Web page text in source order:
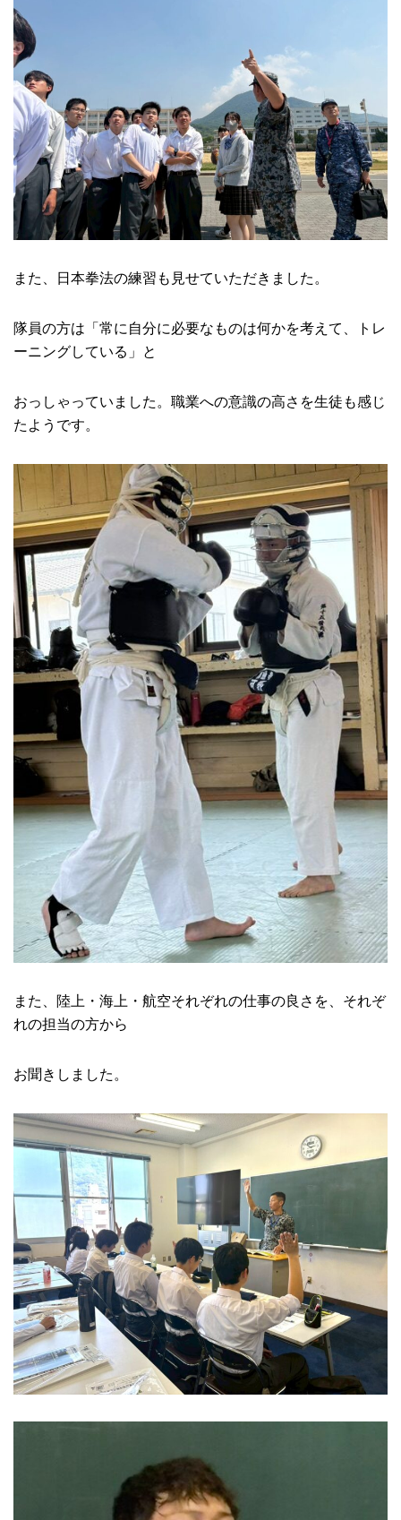
また、日本拳法の練習も見せていただきました。
隊員の方は「常に自分に必要なものは何かを考えて、トレ
ーニングしている」と
おっしゃっていました。職業への意識の高さを生徒も感じ
たようです。
また、陸上・海上・航空それぞれの仕事の良さを、それぞ
れの担当の方から
お聞きしました。